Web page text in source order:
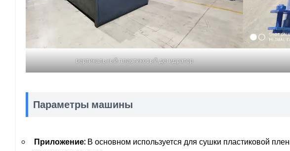
вертикальный пластиковый дегидратор
Параметры машины
Приложение: В основном используется для сушки пластиковой